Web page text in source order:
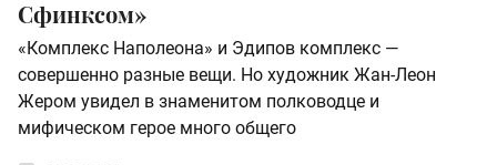
Сфинксом»
«Комплекс Наполеона» и Эдипов комплекс —
совершенно разные вещи. Но художник Жан-Леон
Жером увидел в знаменитом полководце и
мифическом герое много общего